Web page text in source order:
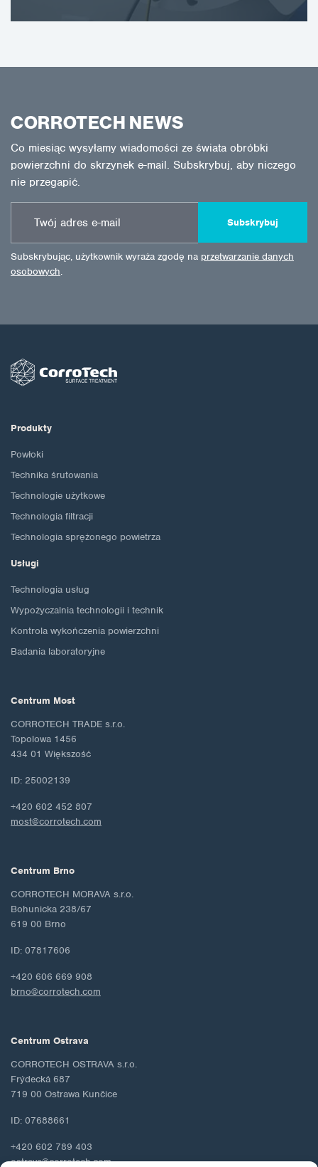
CORROTECH NEWS
Co miesiąc wysyłamy wiadomości ze świata obróbki
powierzchni do skrzynek e-mail. Subskrybuj, aby niczego
nie przegapić.
Subskrybuj
Subskrybując, użytkownik wyraża zgodę na przetwarzanie danych
osobowych.
Produkty
Powłoki
Technika śrutowania
Technologie użytkowe
Technologia filtracji
Technologia sprężonego powietrza
Usługi
Technologia usług
Wypożyczalnia technologii i technik
Kontrola wykończenia powierzchni
Badania laboratoryjne
Centrum Most
CORROTECH TRADE s.r.o.
Topolowa 1456
434 01 Większość
ID: 25002139
+420 602 452 807
most@corrotech.com
Centrum Brno
CORROTECH MORAVA s.r.o.
Bohunicka 238/67
619 00 Brno
ID: 07817606
+420 606 669 908
brno@corrotech.com
Centrum Ostrava
CORROTECH OSTRAVA s.r.o.
Frýdecká 687
719 00 Ostrawa Kunčice
ID: 07688661
+420 602 789 403
ostrava@corrotech.com